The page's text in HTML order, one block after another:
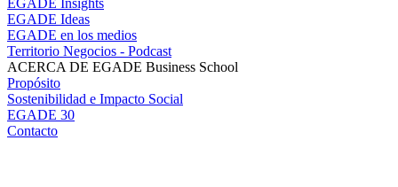
EGADE Insights
EGADE Ideas
EGADE en los medios
Territorio Negocios - Podcast
ACERCA DE EGADE Business School
Propósito
Sostenibilidad e Impacto Social
EGADE 30
Contacto